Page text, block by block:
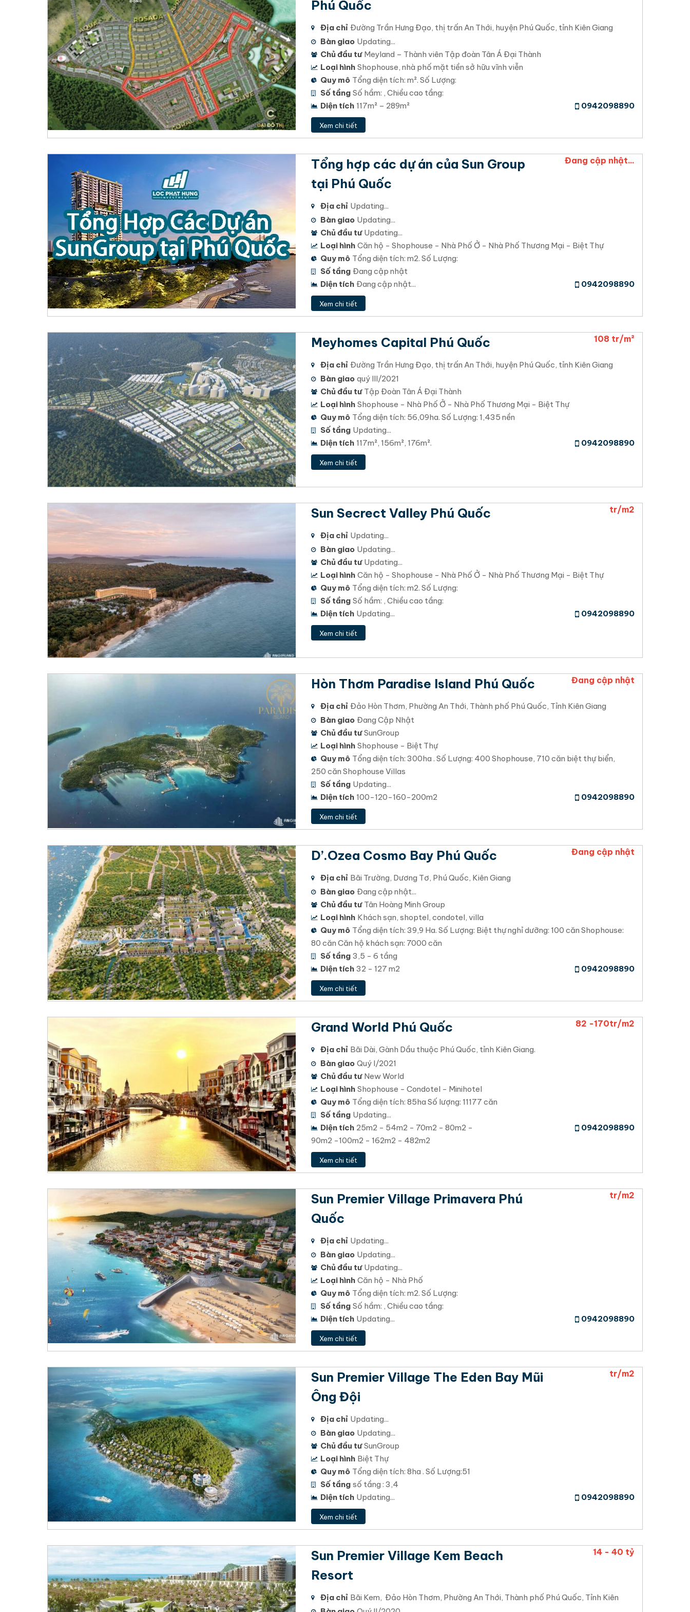
Phú Quốc
Địa chỉ Đường Trần Hưng Đạo, thị trấn An Thới, huyện Phú Quốc, tỉnh Kiên Giang
Bàn giao Updating...
Chủ đầu tư Meyland – Thành viên Tập đoàn Tân Á Đại Thành
Loại hình Shophouse, nhà phố mặt tiền sở hữu vĩnh viễn
Quy mô Tổng diện tích: m². Số Lượng:
Số tầng Số hầm: , Chiều cao tầng:
Diện tích 117m² – 289m² 0942098890
Xem chi tiết
Tổng hợp các dự án của Sun Group
tại Phú Quốc
Đang cập nhật...
Địa chỉ Updating...
Bàn giao Updating...
Chủ đầu tư Updating...
Loại hình Căn hộ - Shophouse - Nhà Phố Ở - Nhà Phố Thương Mại - Biệt Thự
Quy mô Tổng diện tích: m2. Số Lượng:
Số tầng Đang cập nhật
Diện tích Đang cập nhật... 0942098890
Xem chi tiết
Meyhomes Capital Phú Quốc 108 tr/m²
Địa chỉ Đường Trần Hưng Đạo, thị trấn An Thới, huyện Phú Quốc, tỉnh Kiên Giang
Bàn giao quý III/2021
Chủ đầu tư Tập Đoàn Tân Á Đại Thành
Loại hình Shophouse - Nhà Phố Ở - Nhà Phố Thương Mại - Biệt Thự
Quy mô Tổng diện tích: 56,09ha. Số Lượng: 1,435 nền
Số tầng Updating...
Diện tích 117m², 156m², 176m². 0942098890
Xem chi tiết
Sun Secrect Valley Phú Quốc tr/m2
Địa chỉ Updating...
Bàn giao Updating...
Chủ đầu tư Updating...
Loại hình Căn hộ - Shophouse - Nhà Phố Ở - Nhà Phố Thương Mại - Biệt Thự
Quy mô Tổng diện tích: m2. Số Lượng:
Số tầng Số hầm: , Chiều cao tầng:
Diện tích Updating... 0942098890
Xem chi tiết
Hòn Thơm Paradise Island Phú Quốc Đang cập nhật
Địa chỉ Đảo Hòn Thơm, Phường An Thới, Thành phố Phú Quốc, Tỉnh Kiên Giang
Bàn giao Đang Cập Nhật
Chủ đầu tư SunGroup
Loại hình Shophouse - Biệt Thự
Quy mô Tổng diện tích: 300ha . Số Lượng: 400 Shophouse, 710 căn biệt thự biển,
250 căn Shophouse Villas
Số tầng Updating...
Diện tích 100-120-160-200m2 0942098890
Xem chi tiết
D’.Ozea Cosmo Bay Phú Quốc Đang cập nhật
Địa chỉ Bãi Trường, Dương Tơ, Phú Quốc, Kiên Giang
Bàn giao Đang cập nhật...
Chủ đầu tư Tân Hoàng Minh Group
Loại hình Khách sạn, shoptel, condotel, villa
Quy mô Tổng diện tích: 39,9 Ha. Số Lượng: Biệt thự nghỉ dưỡng: 100 căn Shophouse:
80 căn Căn hộ khách sạn: 7000 căn
Số tầng 3,5 - 6 tầng
Diện tích 32 - 127 m2 0942098890
Xem chi tiết
Grand World Phú Quốc 82 -170tr/m2
Địa chỉ Bãi Dài, Gành Dầu thuộc Phú Quốc, tỉnh Kiên Giang.
Bàn giao Quý I/2021
Chủ đầu tư New World
Loại hình Shophouse - Condotel - Minihotel
Quy mô Tổng diện tích: 85ha Số lượng: 11177 căn
Số tầng Updating...
Diện tích 25m2 - 54m2 - 70m2 - 80m2 -
90m2 -100m2 - 162m2 - 482m2
0942098890
Xem chi tiết
Sun Premier Village Primavera Phú
Quốc
tr/m2
Địa chỉ Updating...
Bàn giao Updating...
Chủ đầu tư Updating...
Loại hình Căn hộ - Nhà Phố
Quy mô Tổng diện tích: m2. Số Lượng:
Số tầng Số hầm: , Chiều cao tầng:
Diện tích Updating... 0942098890
Xem chi tiết
Sun Premier Village The Eden Bay Mũi
Ông Đội
tr/m2
Địa chỉ Updating...
Bàn giao Updating...
Chủ đầu tư SunGroup
Loại hình Biệt Thự
Quy mô Tổng diện tích: 8ha . Số Lượng:51
Số tầng số tầng : 3,4
Diện tích Updating... 0942098890
Xem chi tiết
Sun Premier Village Kem Beach
Resort
14 - 40 tỷ
Địa chỉ Bãi Kem, Đảo Hòn Thơm, Phường An Thới, Thành phố Phú Quốc, Tỉnh Kiên